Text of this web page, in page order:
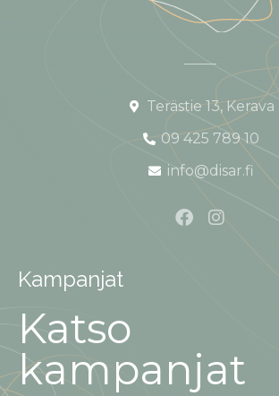
Terästie 13, Kerava
09 425 789 10
info@disar.fi
Kampanjat
Katso
kampanjat